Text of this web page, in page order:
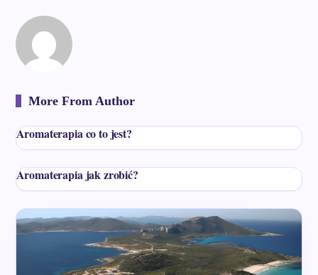
More From Author
Aromaterapia co to jest?
Aromaterapia jak zrobić?